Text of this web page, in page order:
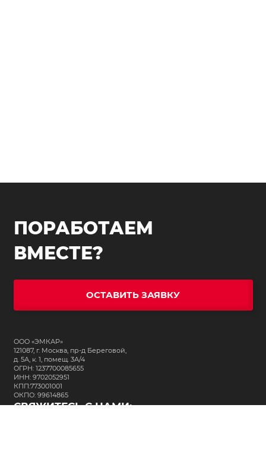
ПОРАБОТАЕМ
ВМЕСТЕ?
ОСТАВИТЬ ЗАЯВКУ
ООО «ЭМКАР»
121087, г. Москва, пр-д Береговой,
д. 5А, к. 1, помещ. 3А/4
ОГРН: 1237700085655
ИНН: 9702052951
КПП:773001001
ОКПО: 99614865
СВЯЖИТЕСЬ С НАМИ: